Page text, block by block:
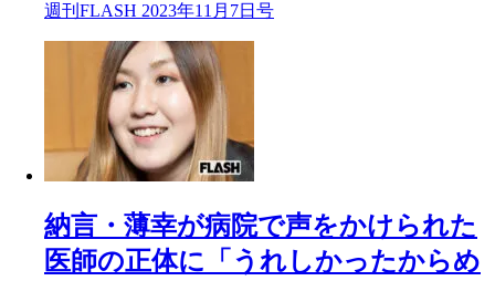
週刊FLASH 2023年11月7日号
納言・薄幸が病院で声をかけられた
医師の正体に「うれしかったからめ